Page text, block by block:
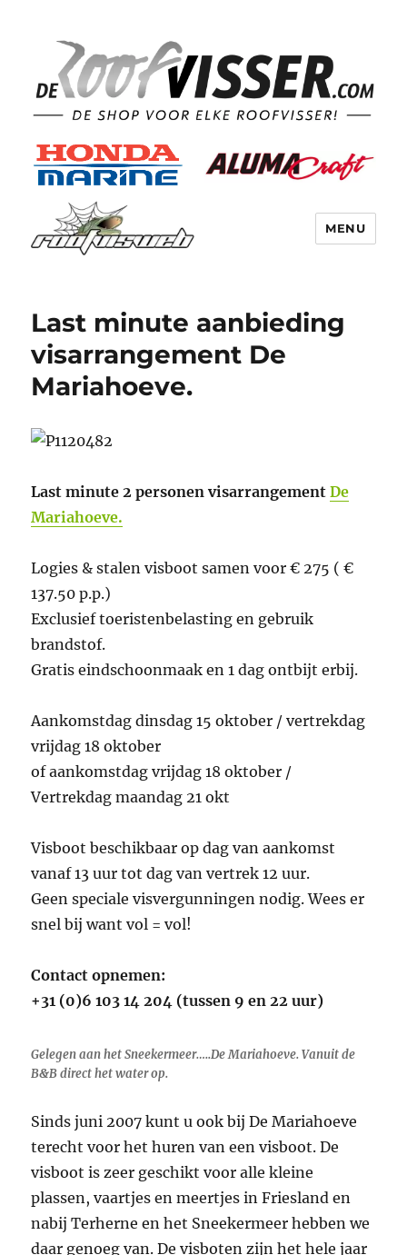
MENU
Last minute aanbieding
visarrangement De
Mariahoeve.
Last minute 2 personen visarrangementDe
Mariahoeve.
Logies & stalen visboot samen voor € 275 ( €
137.50 p.p.)
Exclusief toeristenbelasting en gebruik
brandstof.
Gratis eindschoonmaak en 1 dag ontbijt erbij.
Aankomstdag dinsdag 15 oktober / vertrekdag
vrijdag 18 oktober
of aankomstdag vrijdag 18 oktober /
Vertrekdag maandag 21 okt
Visboot beschikbaar op dag van aankomst
vanaf 13 uur tot dag van vertrek 12 uur.
Geen speciale visvergunningen nodig. Wees er
snel bij want vol = vol!
Contact opnemen:
+31 (0)6 103 14 204 (tussen 9 en 22 uur)
Gelegen aan het Sneekermeer…..De Mariahoeve. Vanuit de
B&B direct het water op.
Sinds juni 2007 kunt u ook bij De Mariahoeve
terecht voor het huren van een visboot. De
visboot is zeer geschikt voor alle kleine
plassen, vaartjes en meertjes in Friesland en
nabij Terherne en het Sneekermeer hebben we
daar genoeg van. De visboten zijn het hele jaar